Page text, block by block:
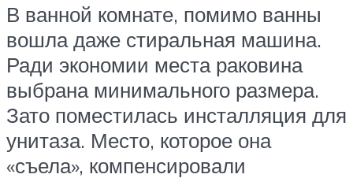
В ванной комнате, помимо ванны
вошла даже стиральная машина.
Ради экономии места раковина
выбрана минимального размера.
Зато поместилась инсталляция для
унитаза. Место, которое она
«съела», компенсировали